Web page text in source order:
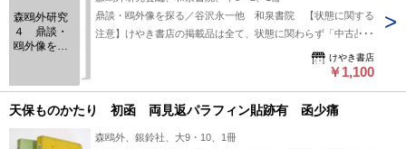
森鴎外研究
４ 鼎談・
鴎外像を探
鼎談・鴎外像を探る／谷沢永一他 和泉書院 【状態に関する
注意】けやき書店の掲載品は全て、状態に関わらず「中古品
（並）」と表示されています。「日本の古本屋」は６段階の
「状態」表記が必須となりましたが、当店の扱う商品の特質
欄の「中古品（並）」という表現は考慮にいれないで下さい。
い。状態表記の無いものは特に問題なく良好とお考え下さ
けやき書店
￥1,100
天保ものかたり 初函 両見返パラフィン貼跡有 函少痛
森鴎外、銀鈴社、大9・10、1冊